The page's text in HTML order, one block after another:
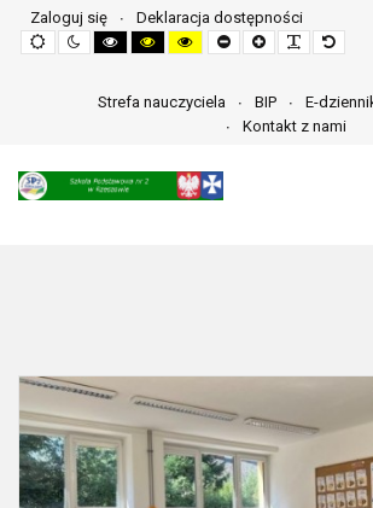
Zaloguj się
Deklaracja dostępności
Default
mode
Night
mode
High
contrast
mode
High
contrast
mode
High
contrast
mode
Set
smaller
Set
larger
Make
font
Set
default
Strefa nauczyciela
BIP E-
Kontakt z nami